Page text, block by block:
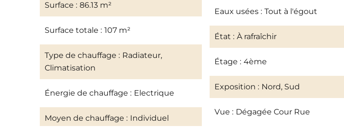
Surface 86.13 m²
Surface totale 107 m²
Type de chauffage
Radiateur,
Climatisation
Énergie de chauffage Electrique
Moyen de chauffage Individuel
Eaux usées Tout à l'égout
État À rafraîchir
Étage 4ème
Exposition Nord, Sud
Vue Dégagée Cour Rue